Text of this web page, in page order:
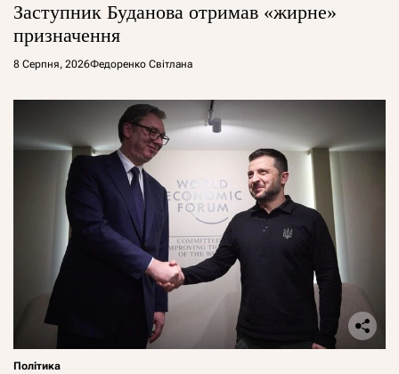
Заступник Буданова отримав «жирне»
призначення
8 Серпня, 2026Федоренко Світлана
Політика